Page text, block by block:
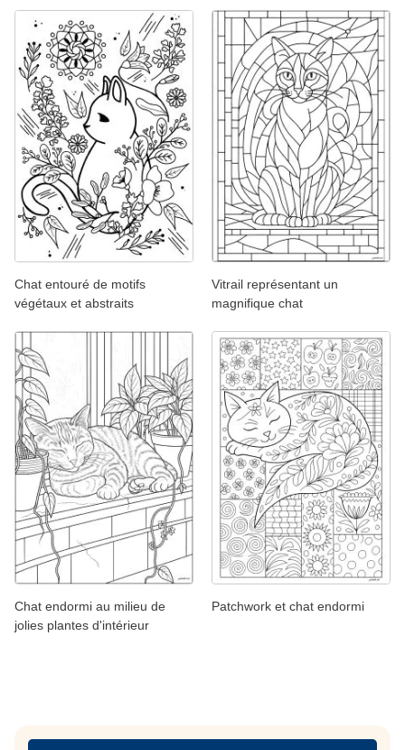
Chat entouré de motifs
végétaux et abstraits
Vitrail représentant un
magnifique chat
Chat endormi au milieu de
jolies plantes d'intérieur
Patchwork et chat endormi